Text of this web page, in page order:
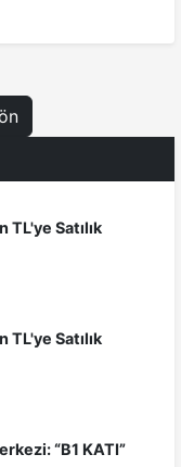
TL'ye Satılık
TL'ye Satılık
“B1 KATI”